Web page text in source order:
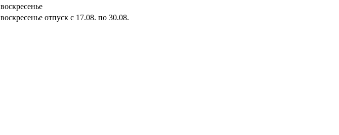
воскресенье
воскресенье отпуск с 17.08. по 30.08.